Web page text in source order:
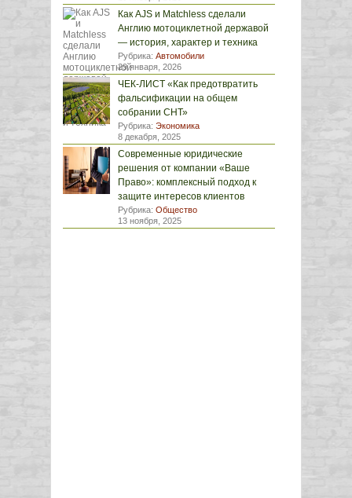
Как AJS и Matchless сделали
Англию мотоциклетной державой
— история, характер и техника
Рубрика: Автомобили
29 января, 2026
ЧЕК-ЛИСТ «Как предотвратить
фальсификации на общем
собрании СНТ»
Рубрика: Экономика
8 декабря, 2025
Современные юридические
решения от компании «Ваше
Право»: комплексный подход к
защите интересов клиентов
Рубрика: Общество
13 ноября, 2025